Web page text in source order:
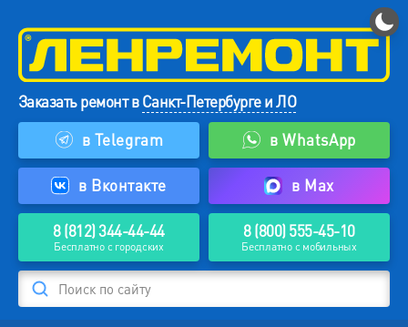
Заказать ремонт вСанкт-Петербурге и ЛО
в Telegram
в WhatsApp
в Вконтакте в Max
8 (812) 344-44-44
Бесплатно с городских
8 (800) 555-45-10
Бесплатно с мобильных
Поиск по сайту